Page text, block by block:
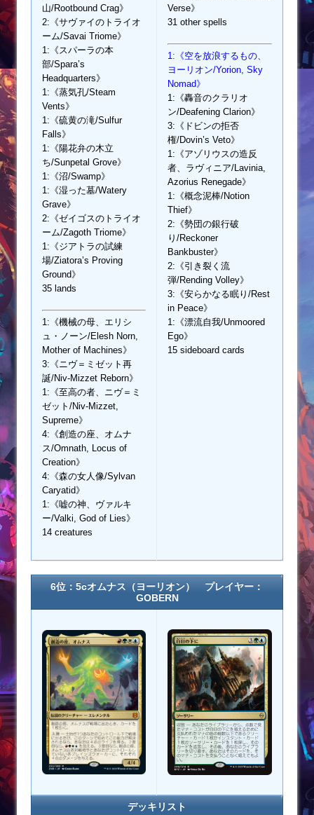
山/Rootbound Crag》
2:《サヴァイのトライオ
ーム/Savai Triome》
1:《スパーラの本
部/Spara’s
Headquarters》
1:《蒸気孔/Steam
Vents》
1:《硫黄の滝/Sulfur
Falls》
1:《陽花弁の木立
ち/Sunpetal Grove》
1:《沼/Swamp》
1:《湿った墓/Watery
Grave》
2:《ゼイゴスのトライオ
ーム/Zagoth Triome》
1:《ジアトラの試練
場/Ziatora’s Proving
Ground》
35 lands
1:《機械の母、エリシ
ュ・ノーン/Elesh Norn,
Mother of Machines》
3:《ニヴ＝ミゼット再
誕/Niv-Mizzet Reborn》
1:《至高の者、ニヴ＝ミ
ゼット/Niv-Mizzet,
Supreme》
4:《創造の座、オムナ
ス/Omnath, Locus of
Creation》
4:《森の女人像/Sylvan
Caryatid》
1:《嘘の神、ヴァルキ
ー/Valki, God of Lies》
14 creatures
Verse》
31 other spells
1:《空を放浪するもの、
ヨーリオン/Yorion, Sky
Nomad》
1:《轟音のクラリオ
ン/Deafening Clarion》
3:《ドビンの拒否
権/Dovin’s Veto》
1:《アゾリウスの造反
者、ラヴィニア/Lavinia,
Azorius Renegade》
1:《概念泥棒/Notion
Thief》
2:《勢団の銀行破
り/Reckoner
Bankbuster》
2:《引き裂く流
弾/Rending Volley》
3:《安らかなる眠り/Rest
in Peace》
1:《漂流自我/Unmoored
Ego》
15 sideboard cards
6位：5cオムナス（ヨーリオン） プレイヤー：
GOBERN
デッキリスト